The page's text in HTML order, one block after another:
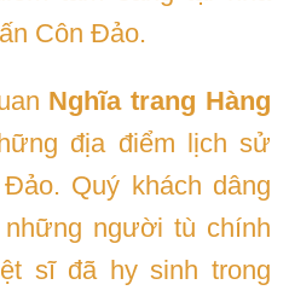
Côn Đảo.
Nghĩa trang Hàng
địa điểm lịch sử
Quý khách dâng
người tù chính
sĩ đã hy sinh trong